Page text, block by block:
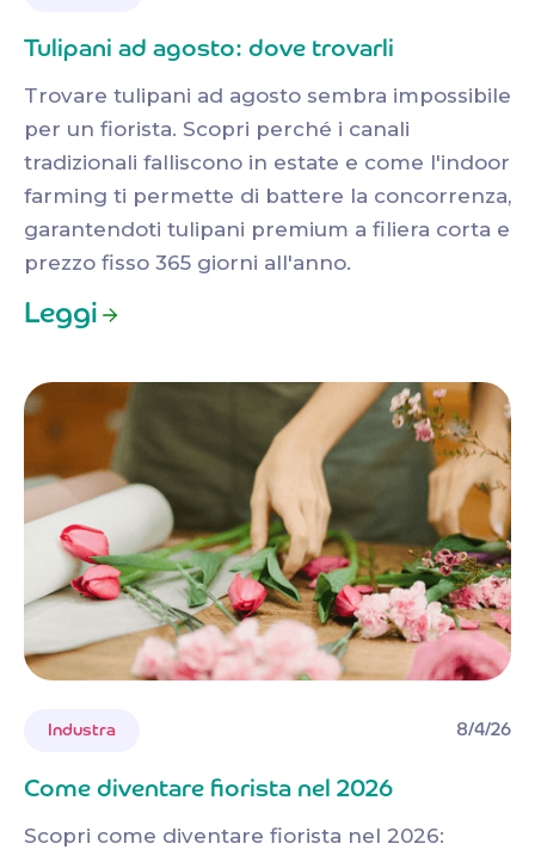
Tulipani ad agosto: dove trovarli
Trovare tulipani ad agosto sembra impossibile
per un fiorista. Scopri perché i canali
tradizionali falliscono in estate e come l'indoor
farming ti permette di battere la concorrenza,
garantendoti tulipani premium a filiera corta e
prezzo fisso 365 giorni all'anno.
Leggi
Industra 8/4/26
Come diventare fiorista nel 2026
Scopri come diventare fiorista nel 2026: